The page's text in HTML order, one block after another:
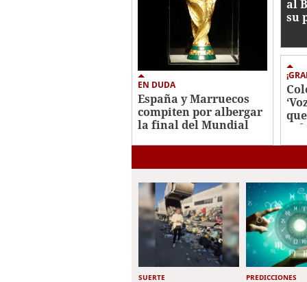
EN DUDA
España y Marruecos
compiten por albergar
la final del Mundial
al
su
SUERTE PREDICCIONES